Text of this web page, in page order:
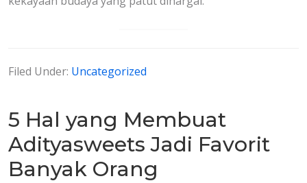
Filed Under: Uncategorized
5 Hal yang Membuat
Adityasweets Jadi Favorit
Banyak Orang